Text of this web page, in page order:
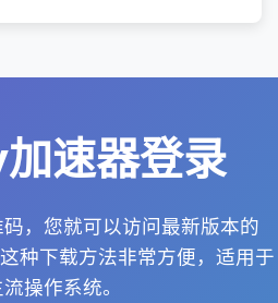
速器登录
，您就可以访问最新版本的
种下载方法非常方便，适用于
操作系统。